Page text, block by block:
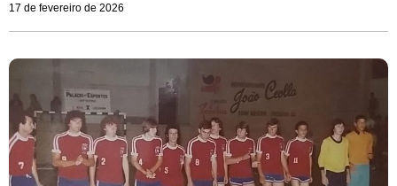
17 de fevereiro de 2026